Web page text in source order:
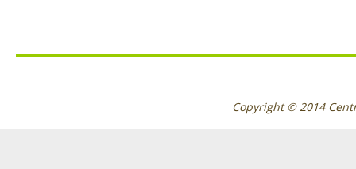
Copyright © 2014